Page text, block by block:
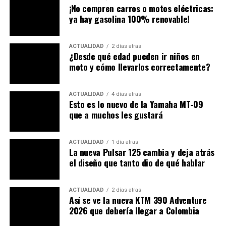
Yamaha Nmax
Este patrón coincide con la tendencia nacional: modelos
de alta rotación, fácil desarme y repuestos costosos en
mercado negro suelen ser los preferidos por bandas
¿Cómo Actúan los Ladrones?
La forma en que operan los delincuentes ha
evolucionado:
Hurto con arma de fuego y extorsión
Algunas bandas amedrentan a sus víctimas;
luego exigen entre 3 y 5 millones COP para
devolver la moto.
Uso de equipos de inhibición GPS
¡No compren carros o motos eléctricas:
ya hay gasolina 100% renovable!
ACTUALIDAD 2 días atras
¿Desde qué edad pueden ir niños en
moto y cómo llevarlos correctamente?
ACTUALIDAD 4 días atras
Esto es lo nuevo de la Yamaha MT-09
que a muchos les gustará
ACTUALIDAD 1 día atras
La nueva Pulsar 125 cambia y deja atrás
el diseño que tanto dio de qué hablar
ACTUALIDAD 2 días atras
Así se ve la nueva KTM 390 Adventure
2026 que debería llegar a Colombia